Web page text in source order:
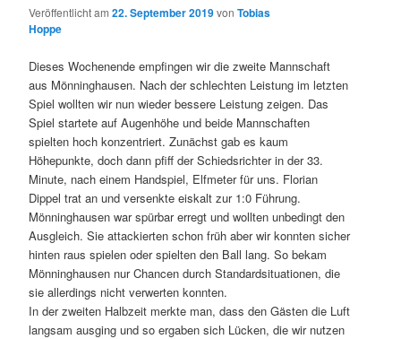
Veröffentlicht am22. September 2019vonTobias
Hoppe
Dieses Wochenende empfingen wir die zweite Mannschaft
aus Mönninghausen. Nach der schlechten Leistung im letzten
Spiel wollten wir nun wieder bessere Leistung zeigen. Das
Spiel startete auf Augenhöhe und beide Mannschaften
spielten hoch konzentriert. Zunächst gab es kaum
Höhepunkte, doch dann pfiff der Schiedsrichter in der 33.
Minute, nach einem Handspiel, Elfmeter für uns. Florian
Dippel trat an und versenkte eiskalt zur 1:0 Führung.
Mönninghausen war spürbar erregt und wollten unbedingt den
Ausgleich. Sie attackierten schon früh aber wir konnten sicher
hinten raus spielen oder spielten den Ball lang. So bekam
Mönninghausen nur Chancen durch Standardsituationen, die
sie allerdings nicht verwerten konnten.
In der zweiten Halbzeit merkte man, dass den Gästen die Luft
langsam ausging und so ergaben sich Lücken, die wir nutzen